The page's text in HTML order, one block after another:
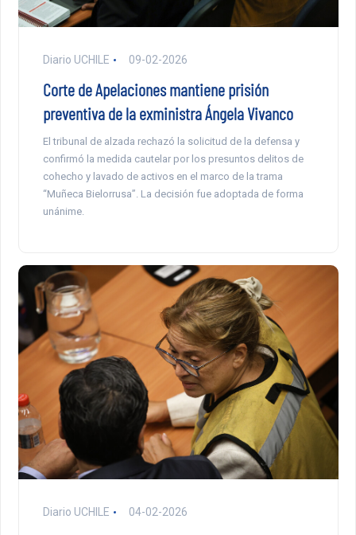
Diario UCHILE 09-02-2026
Corte de Apelaciones mantiene prisión
preventiva de la exministra Ángela Vivanco
El tribunal de alzada rechazó la solicitud de la defensa y
confirmó la medida cautelar por los presuntos delitos de
cohecho y lavado de activos en el marco de la trama
“Muñeca Bielorrusa”. La decisión fue adoptada de forma
unánime.
Diario UCHILE 04-02-2026